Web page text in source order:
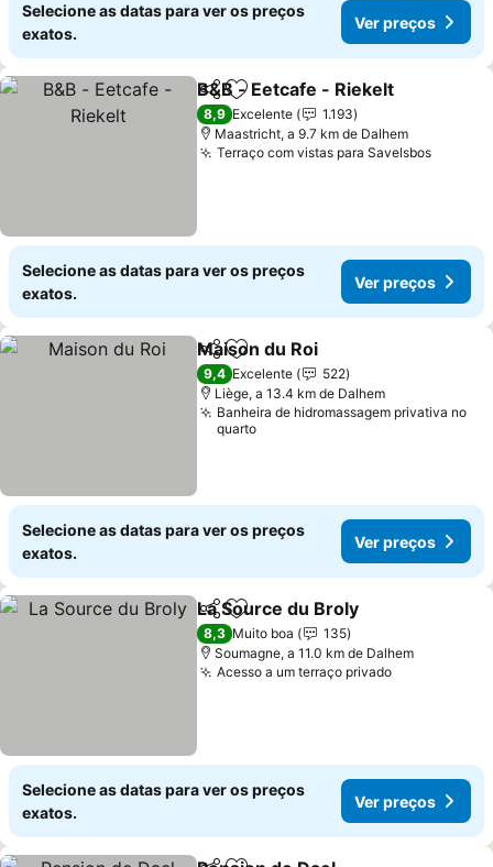
Selecione as datas para ver os preços
exatos.
Ver preços
PartilharAdicionar aos favoritos
B&B - Eetcafe - Riekelt
8,9 Excelente
1.193
Maastricht, a 9.7 km de Dalhem
Terraço com vistas para SavelsbosVer
Selecione as datas para ver os preços
exatos.
Ver preços
PartilharAdicionar aos favoritos
Maison du Roi
9,4 Excelente
522
Liège, a 13.4 km de Dalhem
Banheira de hidromassagem privativa no
quarto
Selecione as datas para ver os preços
exatos.
Ver preços
PartilharAdicionar aos favoritos
La Source du Broly
8,3 Muito boa
135
Soumagne, a 11.0 km de Dalhem
Acesso a um terraço privadoVer preços
Selecione as datas para ver os preços
exatos.
Ver preços